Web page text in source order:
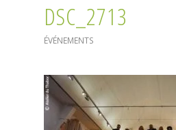
DSC_2713
ÉVÉNEMENTS